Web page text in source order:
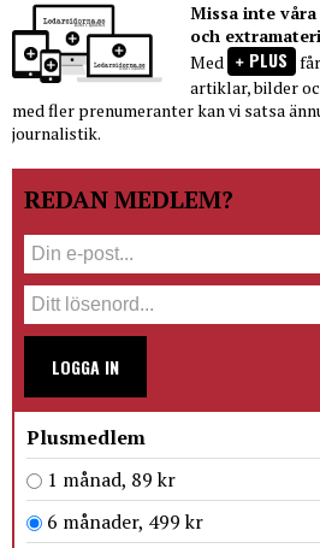
Missa inte
och
Med
PLUS
artiklar, bilder
med fler prenumeranter kan vi satsa
journalistik.
REDAN MEDLEM?
LOGGA IN
Plusmedlem
1 månad, 89 kr
6 månader, 499 kr